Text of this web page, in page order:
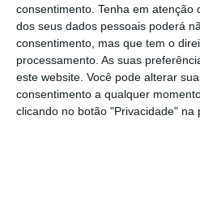
consentimento. Tenha em atenção
dos seus dados pessoais poderá
consentimento, mas que tem o
processamento. As suas
este website. Você pode alterar
consentimento a qualquer
clicando no botão "Privacidade" na
Noprazo de seis
que entrou em
junho de 2022,
quinta-feira, ao ser
menos 0,025